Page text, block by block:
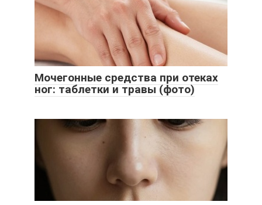
Мочегонные средства при отеках
ног: таблетки и травы (фото)